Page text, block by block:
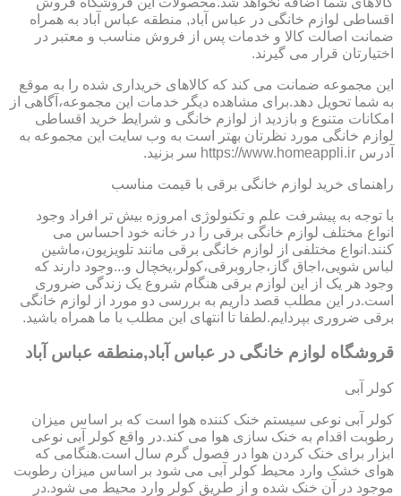
اقساطی لوازم خانگی در عباس آباد, منطقه عباس آباد به همراه
ضمانت اصالت کالا و خدمات پس از فروش مناسب و معتبر در
اختیارتان قرار می گیرند.
این مجموعه ضمانت می کند که کالاهای خریداری شده را به موقع
به شما تحویل دهد.برای مشاهده دیگر خدمات این مجموعه،آگاهی از
امکانات متنوع و بازدید از لوازم خانگی و شرایط خرید اقساطی
لوازم خانگی مورد نظرتان بهتر است به وب سایت این مجموعه به
آدرس https://www.homeappli.ir سر بزنید.
راهنمای خرید لوازم خانگی برقی با قیمت مناسب
با توجه به پیشرفت علم و تکنولوژی امروزه بیش تر افراد وجود
انواع مختلف لوازم خانگی برقی را در خانه خود احساس می
کنند.انواع مختلفی از لوازم خانگی برقی مانند تلویزیون،ماشین
لباس شویی،اجاق گاز،جاروبرقی،کولر،یخچال و...وجود دارند که
وجود هر یک از این لوازم برقی هنگام شروع یک زندگی ضروری
است.در این مطلب قصد داریم به بررسی دو مورد از لوازم خانگی
برقی ضروری بپردایم.لطفا تا انتهای این مطلب با ما همراه باشید.
قروشگاه لوازم خانگی در عباس آباد,منطقه عباس آباد
کولر آبی
کولر آبی نوعی سیستم خنک کننده هوا است که بر اساس میزان
رطوبت اقدام به خنک سازی هوا می کند.در واقع کولر آبی نوعی
ابزار برای خنک کردن هوا در فصول گرم سال است.هنگامی که
هوای خشک وارد محیط کولر آبی می شود بر اساس میزان رطوبت
موجود در آن خنک شده و از طریق کولر وارد محیط می شود.در